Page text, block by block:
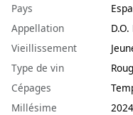
Pays
Appellation
Vieillissement
Type de vin
Cépages
Millésime
2024